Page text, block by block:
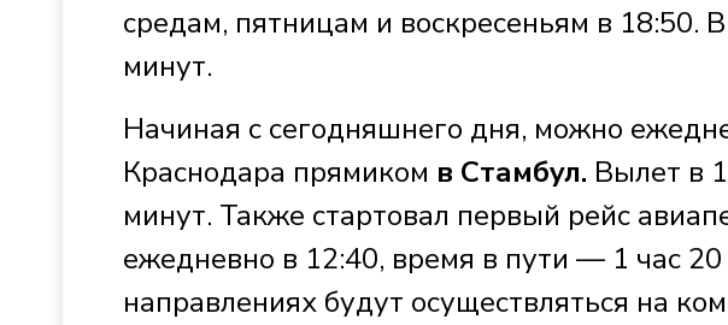
средам, пятницам и воскресеньям в 18:50.
минут.
Начиная с сегодняшнего дня, можно
Краснодара прямиком в Стамбул. Вылет в
минут. Также стартовал первый рейс
ежедневно в 12:40, время в пути — 1 час
направлениях будут осуществляться на